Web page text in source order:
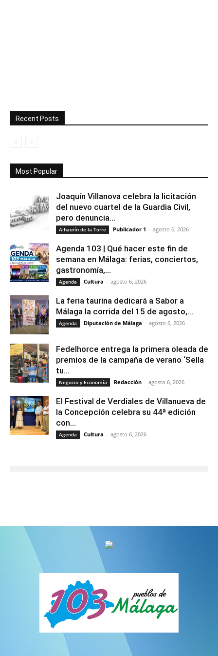
Recent Posts
Most Popular
Joaquín Villanova celebra la licitación
del nuevo cuartel de la Guardia Civil,
pero denuncia...
Alhaurín de la Torre Publicador 1 - agosto 6, 2026
Agenda 103 | Qué hacer este fin de
semana en Málaga: ferias, conciertos,
gastronomía,...
Agenda Cultura - agosto 6, 2026
La feria taurina dedicará a Sabor a
Málaga la corrida del 15 de agosto,...
Agenda Diputación de Málaga - agosto 6, 2026
Fedelhorce entrega la primera oleada de
premios de la campaña de verano ‘Sella
tu...
Negocio y Economía Redacción - agosto 6, 2026
El Festival de Verdiales de Villanueva de
la Concepción celebra su 44ª edición
con...
Agenda Cultura - agosto 6, 2026